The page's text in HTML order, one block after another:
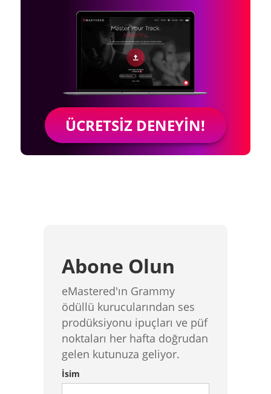
ÜCRETSIZ DENEYIN!
Abone Olun
eMastered'ın Grammy
ödüllü kurucularından ses
prodüksiyonu ipuçları ve püf
noktaları her hafta doğrudan
gelen kutunuza geliyor.
İsim